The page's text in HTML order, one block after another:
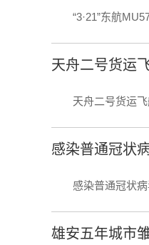
“3·21”东航
天舟二号货运
天舟二号货运飞
感染普通冠状
感染普通冠状病
雄安五年城市